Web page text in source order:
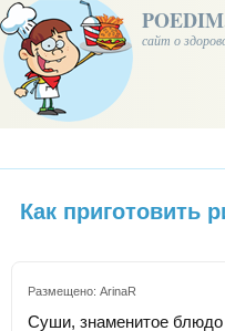
сайт о
Как приготовить
Размещено: ArinaR
Суши, знаменитое блюдо